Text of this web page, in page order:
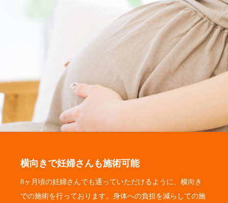
横向きで妊婦さんも施術可能
8ヶ月頃の妊婦さんでも通っていただけるように、横向き
での施術を行っております。身体への負担を減らしての施